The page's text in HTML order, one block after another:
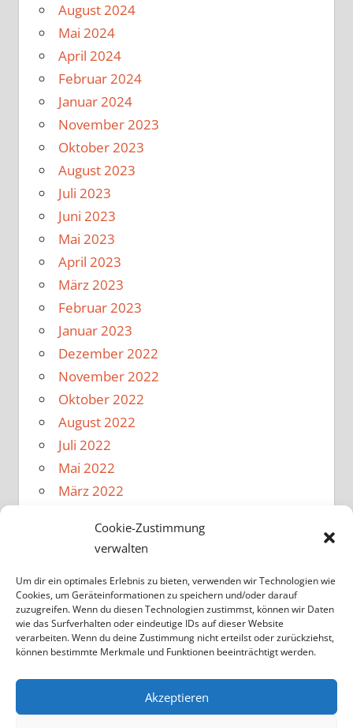
Cookie-Zustimmung
verwalten
Um dir ein optimales Erlebnis zu bieten, verwenden wir Technologien wie
Cookies, um Geräteinformationen zu speichern und/oder darauf
zuzugreifen. Wenn du diesen Technologien zustimmst, können wir Daten
wie das Surfverhalten oder eindeutige IDs auf dieser Website
verarbeiten. Wenn du deine Zustimmung nicht erteilst oder zurückziehst,
können bestimmte Merkmale und Funktionen beeinträchtigt werden.
Akzeptieren
August 2024
Mai 2024
April 2024
Februar 2024
Januar 2024
November 2023
Oktober 2023
August 2023
Juli 2023
Juni 2023
Mai 2023
April 2023
März 2023
Februar 2023
Januar 2023
Dezember 2022
November 2022
Oktober 2022
August 2022
Juli 2022
Mai 2022
März 2022
Januar 2022
November 2021
Oktober 2021
August 2021
Februar 2020